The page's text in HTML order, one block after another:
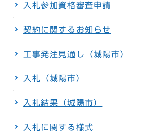
入札参加資格審査申請
契約に関するお知らせ
工事発注見通し（城陽市）
入札（城陽市）
入札結果（城陽市）
入札に関する様式